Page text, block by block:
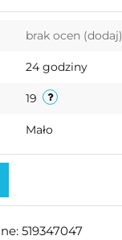
brak ocen (dodaj)
24 godziny
19
Mało
519347047